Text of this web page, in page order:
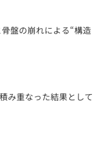
盤の崩れによる“構造
み重なった結果として